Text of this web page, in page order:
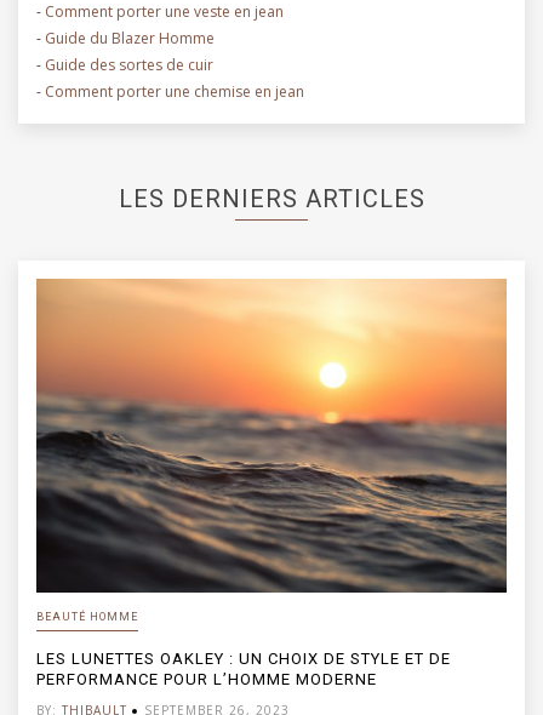
- Comment porter une veste en jean
- Guide du Blazer Homme
- Guide des sortes de cuir
- Comment porter une chemise en jean
LES DERNIERS ARTICLES
BEAUTÉ HOMME
LES LUNETTES OAKLEY : UN CHOIX DE STYLE ET DE
PERFORMANCE POUR L’HOMME MODERNE
BY: THIBAULT SEPTEMBER 26, 2023